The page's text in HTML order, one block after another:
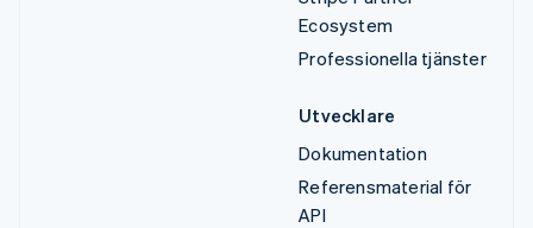
Ecosystem
Professionella tjänster
Utvecklare
Dokumentation
Referensmaterial för
API